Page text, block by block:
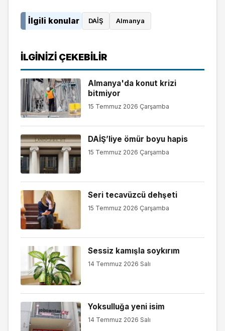
İlgili konular DAİŞ Almanya
İLGINIZI ÇEKEBILIR
Almanya'da konut krizi
bitmiyor
15 Temmuz 2026 Çarşamba
DAİŞ’liye ömür boyu hapis
15 Temmuz 2026 Çarşamba
Seri tecavüzcü dehşeti
15 Temmuz 2026 Çarşamba
Sessiz kamışla soykırım
14 Temmuz 2026 Salı
Yoksulluğa yeni isim
14 Temmuz 2026 Salı